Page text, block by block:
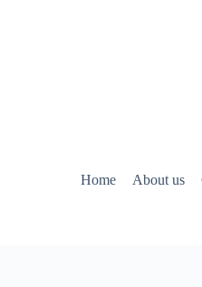
Home About us